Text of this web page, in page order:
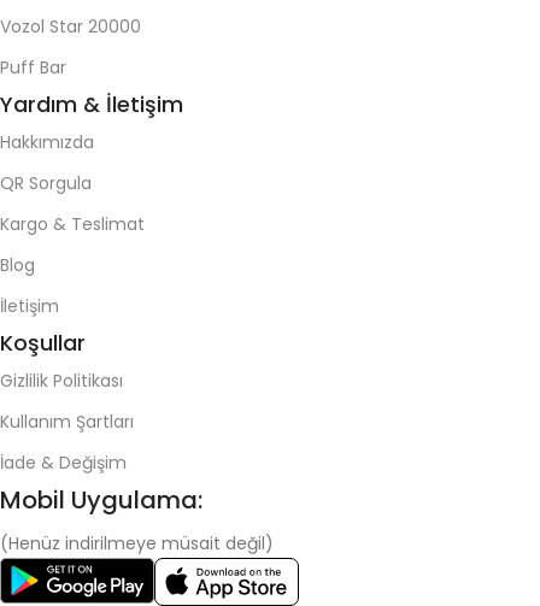
Vozol Star 20000
Puff Bar
Yardım & İletişim
Hakkımızda
QR Sorgula
Kargo & Teslimat
Blog
İletişim
Koşullar
Gizlilik Politikası
Kullanım Şartları
İade & Değişim
Mobil Uygulama:
(Henüz indirilmeye müsait değil)